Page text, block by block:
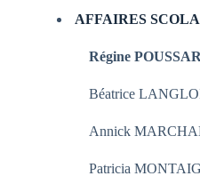
AFFAIRES
Régine
Béatrice
Annick
Patricia